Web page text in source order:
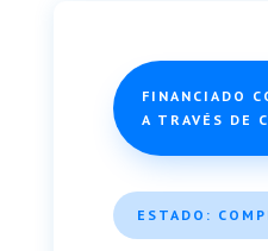
FINANCIADO
A TRAVÉS DE
ESTADO: